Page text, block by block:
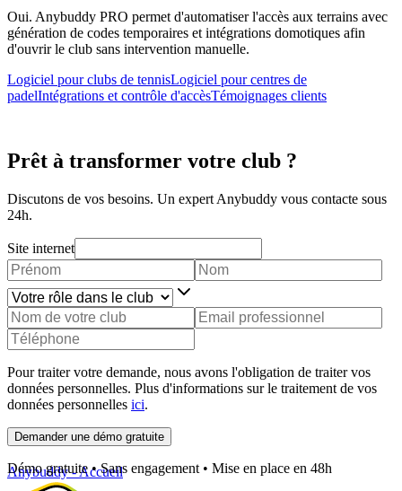
Oui. Anybuddy PRO permet d'automatiser l'accès aux terrains avec
génération de codes temporaires et intégrations domotiques afin
d'ouvrir le club sans intervention manuelle.
Logiciel pour clubs de tennisLogiciel pour centres de
padelIntégrations et contrôle d'accèsTémoignages clients
Prêt à transformer votre club ?
Discutons de vos besoins. Un expert Anybuddy vous contacte sous
24h.
Site internet
Pour traiter votre demande, nous avons l'obligation de traiter vos
données personnelles. Plus d'informations sur le traitement de vos
données personnelles ici.
Demander une démo gratuite
Démo gratuite • Sans engagement • Mise en place en 48h
Anybuddy - Accueil